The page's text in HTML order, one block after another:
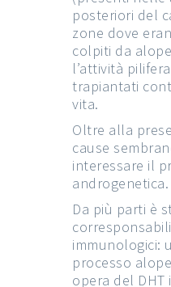
posteriori del
zone dove
colpiti da
l’attività
trapiantati
vita.
Oltre alla
cause
interessare il
androgenetica.
Da più parti è
immunologici:
processo
opera del DHT